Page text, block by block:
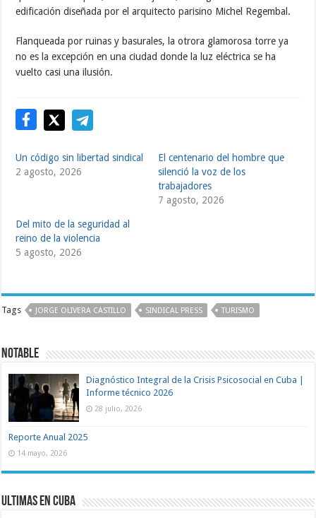
edificación diseñada por el arquitecto parisino Michel Regembal.
Flanqueada por ruinas y basurales, la otrora glamorosa torre ya
no es la excepción en una ciudad donde la luz eléctrica se ha
vuelto casi una ilusión.
Un código sin libertad sindical
2 agosto, 2026
El centenario del hombre que
silenció la voz de los
trabajadores
7 agosto, 2026
Del mito de la seguridad al
reino de la violencia
5 agosto, 2026
Tags JORGE OLIVERA CASTILLO SINDICAL PRESS TURISMO
Notable
Diagnóstico Integral de la Crisis Psicosocial en Cuba |
Informe técnico 2026
28 julio, 2026
Reporte Anual 2025
14 mayo, 2026
Ultimas en Cuba